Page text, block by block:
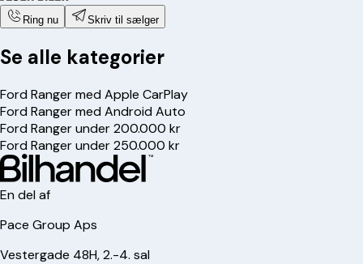
Ring nu Skriv til sælger
Se alle kategorier
Ford Ranger med Apple CarPlay
Ford Ranger med Android Auto
Ford Ranger under 200.000 kr
Ford Ranger under 250.000 kr
En del af
Pace Group Aps
Vestergade 48H, 2.-4. sal